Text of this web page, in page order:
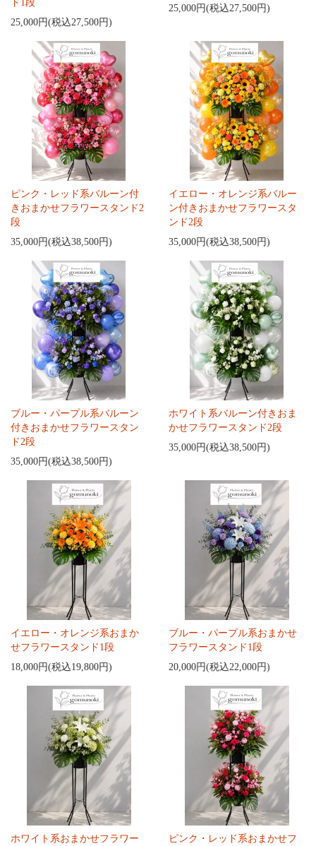
ド1段
25,000円(税込27,500円)
25,000円(税込27,500円)
ピンク・レッド系バルーン付
きおまかせフラワースタンド2
段
35,000円(税込38,500円)
イエロー・オレンジ系バルー
ン付きおまかせフラワースタ
ンド2段
35,000円(税込38,500円)
ブルー・パープル系バルーン
付きおまかせフラワースタン
ド2段
35,000円(税込38,500円)
ホワイト系バルーン付きおま
かせフラワースタンド2段
35,000円(税込38,500円)
イエロー・オレンジ系おまか
せフラワースタンド1段
18,000円(税込19,800円)
ブルー・パープル系おまかせ
フラワースタンド1段
20,000円(税込22,000円)
ホワイト系おまかせフラワー
ピンク・レッド系おまかせフ